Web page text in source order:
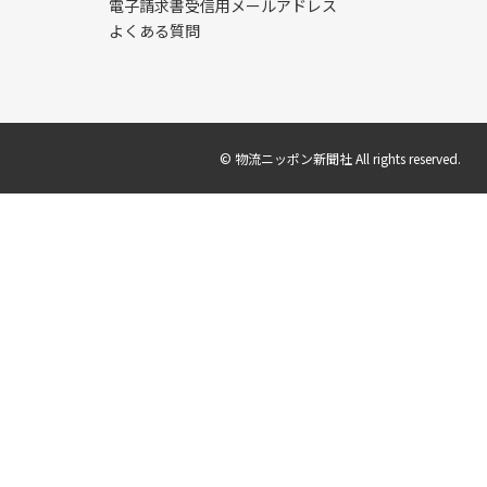
電子請求書受信用メールアドレス
よくある質問
© 物流ニッポン新聞社 All rights reserved.